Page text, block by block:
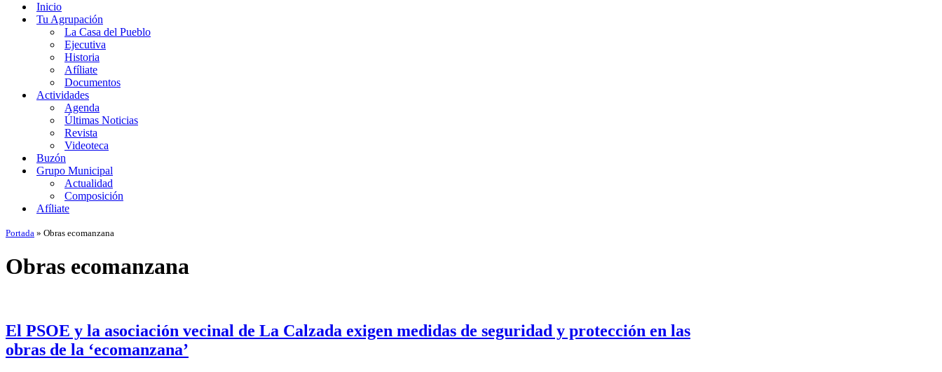
navegación
Inicio
Tu Agrupación
La Casa del Pueblo
Ejecutiva
Historia
Afíliate
Documentos
Actividades
Agenda
Últimas Noticias
Revista
Videoteca
Buzón
Grupo Municipal
Actualidad
Composición
Afíliate
Portada » Obras ecomanzana
Obras ecomanzana
El PSOE y la asociación vecinal de La Calzada exigen medidas de seguridad y protección en las
obras de la ‘ecomanzana’